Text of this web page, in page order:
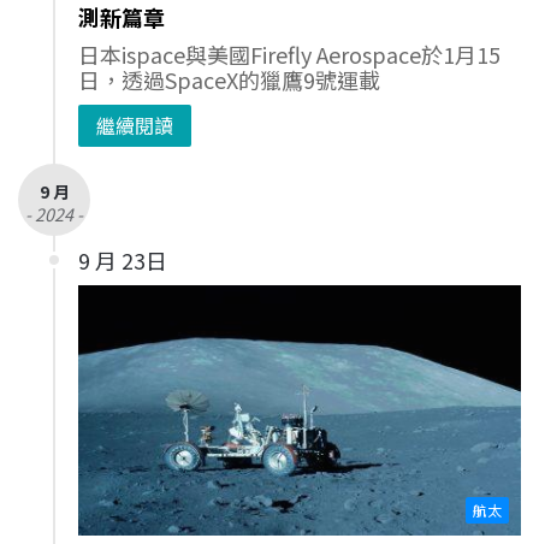
測新篇章
日本ispace與美國Firefly Aerospace於1月15
日，透過SpaceX的獵鷹9號運載
繼續閱讀
9 月
- 2024 -
9 月 23日
航太